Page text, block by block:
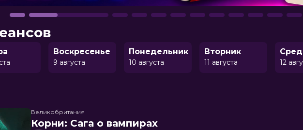
Воскресенье
9 августа
Понедельник
10 августа
Вторник
11 августа 12
Великобритания
Корни: Сага о вампирах